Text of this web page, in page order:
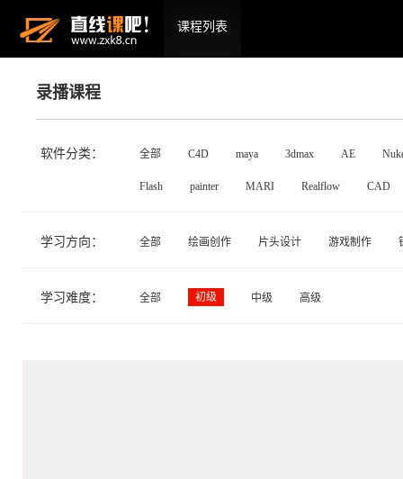
课程列表
录播课程
软件分类： 全部 C4D maya 3dmax AE
Flash painter MARI Realflow CAD
学习方向： 全部 绘画创作 片头设计 游戏制作
学习难度： 全部 初级 中级 高级